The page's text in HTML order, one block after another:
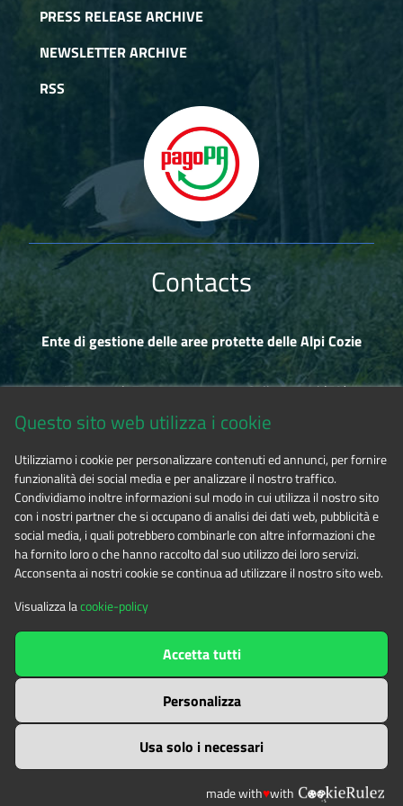
PRESS RELEASE ARCHIVE
NEWSLETTER ARCHIVE
RSS
Contacts
Ente di gestione delle aree protette delle Alpi Cozie
Via Fransuà Fontan, 1 - 10050 Salbertrand (TO)
Phone 0122.854720
E-mailalpicozie@cert.ruparpiemonte.it
The contents of this websitebyEnte di gestione delle aree
protette delle Alpi Cozieis licensed under
Attribution-NonCommercial-NoDerivatives 4.0 International
Questo sito web utilizza i cookie
Utilizziamo i cookie per personalizzare contenuti ed annunci, per fornire
funzionalità dei social media e per analizzare il nostro traffico.
Condividiamo inoltre informazioni sul modo in cui utilizza il nostro sito
con i nostri partner che si occupano di analisi dei dati web, pubblicità e
social media, i quali potrebbero combinarle con altre informazioni che
ha fornito loro o che hanno raccolto dal suo utilizzo dei loro servizi.
Acconsenta ai nostri cookie se continua ad utilizzare il nostro sito web.
Visualizza lacookie-policy
Usa solo i necessari
Personalizza
Accetta tutti
made with♥with